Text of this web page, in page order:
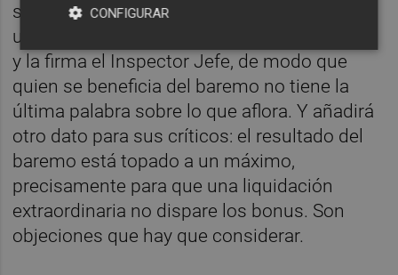
solo propone, el acta es una propuesta, no
una liquidación, la valida una oficina técnica
y la firma el Inspector Jefe, de modo que
quien se beneficia del baremo no tiene la
última palabra sobre lo que aflora. Y añadirá
otro dato para sus críticos: el resultado del
baremo está topado a un máximo,
precisamente para que una liquidación
extraordinaria no dispare los bonus. Son
objeciones que hay que considerar.
CONFIGURAR